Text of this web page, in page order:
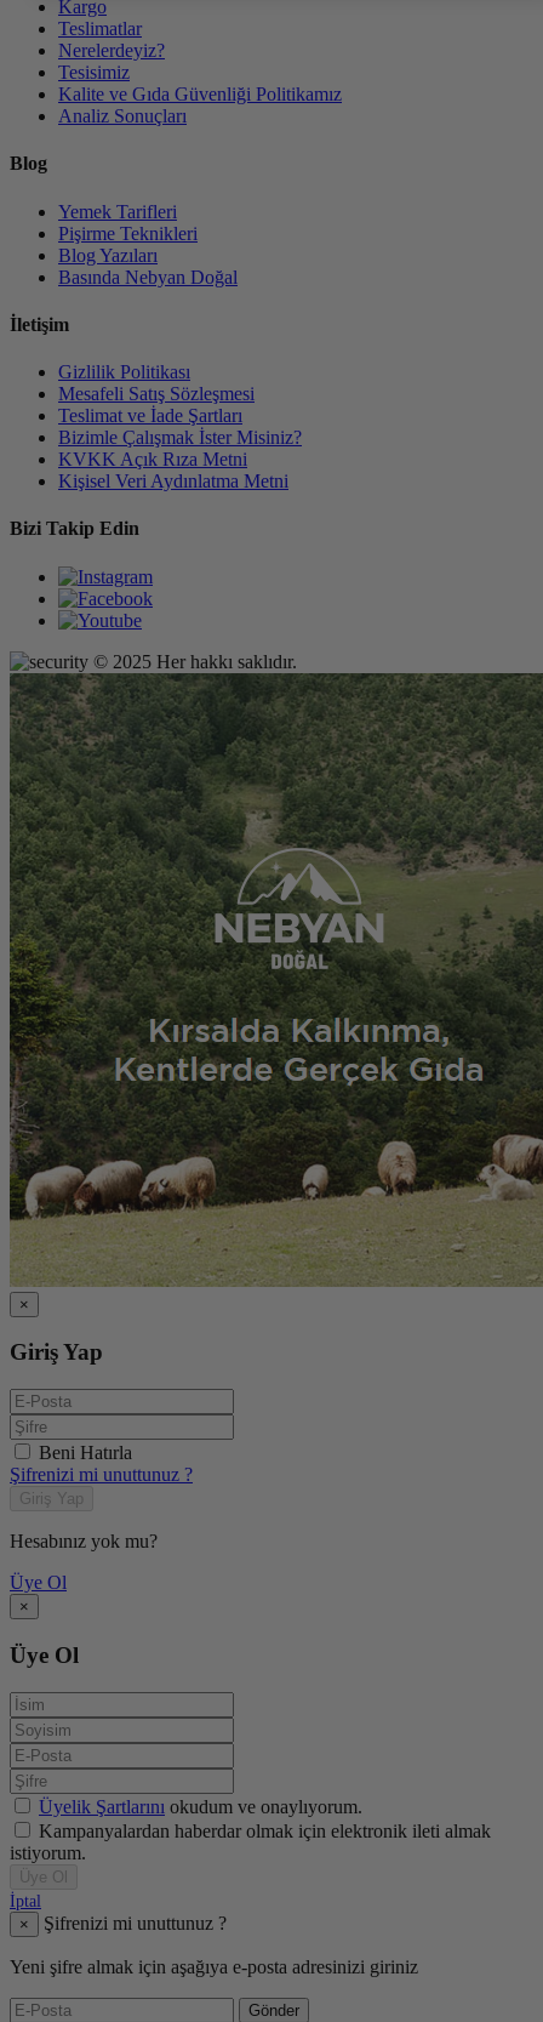
Kargo
Teslimatlar
Nerelerdeyiz?
Tesisimiz
Kalite ve Gıda Güvenliği Politikamız
Analiz Sonuçları
Blog
Yemek Tarifleri
Pişirme Teknikleri
Blog Yazıları
Basında Nebyan Doğal
İletişim
Gizlilik Politikası
Mesafeli Satış Sözleşmesi
Teslimat ve İade Şartları
Bizimle Çalışmak İster Misiniz?
KVKK Açık Rıza Metni
Kişisel Veri Aydınlatma Metni
Bizi Takip Edin
© 2025 Her hakkı saklıdır.
×
Giriş Yap
Beni Hatırla
Şifrenizi mi unuttunuz ?
Giriş Yap
Hesabınız yok mu?
Üye Ol
×
Üye Ol
Üyelik Şartlarını okudum ve onaylıyorum.
Kampanyalardan haberdar olmak için elektronik ileti almak
istiyorum.
Üye Ol
İptal
×
Şifrenizi mi unuttunuz ?
Yeni şifre almak için aşağıya e-posta adresinizi giriniz
Gönder